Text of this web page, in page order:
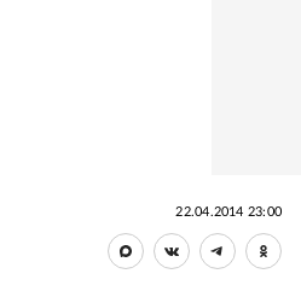
22.04.2014 23:00